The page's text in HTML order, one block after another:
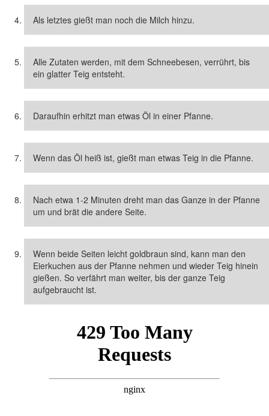
Als letztes gießt man noch die Milch hinzu.
Alle Zutaten werden, mit dem Schneebesen, verrührt, bis
ein glatter Teig entsteht.
Daraufhin erhitzt man etwas Öl in einer Pfanne.
Wenn das Öl heiß ist, gießt man etwas Teig in die Pfanne.
Nach etwa 1-2 Minuten dreht man das Ganze in der Pfanne
um und brät die andere Seite.
Wenn beide Seiten leicht goldbraun sind, kann man den
Eierkuchen aus der Pfanne nehmen und wieder Teig hinein
gießen. So verfährt man weiter, bis der ganze Teig
aufgebraucht ist.